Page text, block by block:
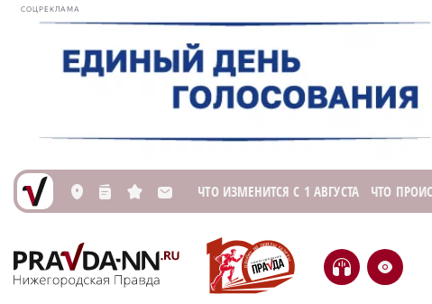
СОЦРЕКЛАМА
L n s M ЧТО ИЗМЕНИТСЯ С 1 АВГУСТА ЧТО
H e